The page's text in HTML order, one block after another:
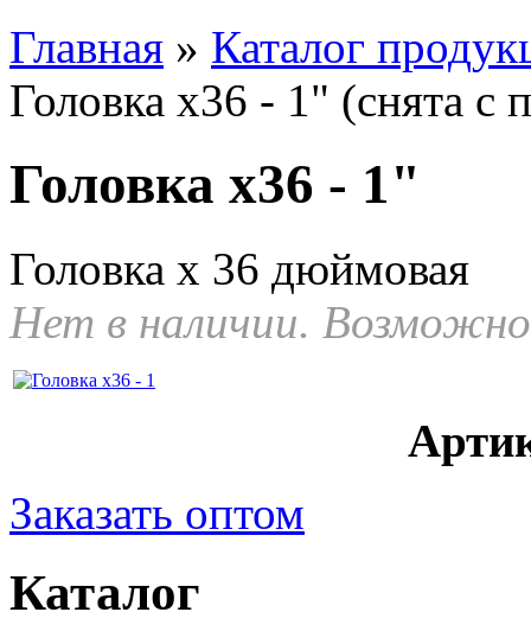
Главная » Каталог
Головка х36 - 1" (снята с
Головка х36 - 1"
Головка х 36 дюймовая
Нет в наличии.
Заказать оптом
Каталог